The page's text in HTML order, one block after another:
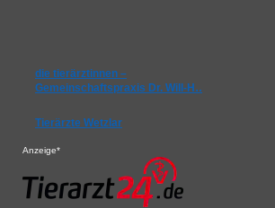
die tierärztinnen –
Gemeinschaftspraxis Dr. Will-H…
Tierärzte Wetzlar
Anzeige*